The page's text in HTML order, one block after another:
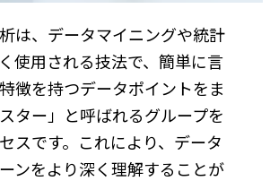
は、データマイニングや統計
使用される技法で、簡単に言
徴を持つデータポイントをま
ター」と呼ばれるグループを
スです。これにより、データ
ンをより深く理解することが